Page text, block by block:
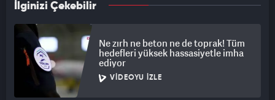
İlginizi Çekebilir
Ne zırh ne beton ne de toprak! Tüm
hedefleri yüksek hassasiyetle imha
ediyor
VIDEOYU İZLE